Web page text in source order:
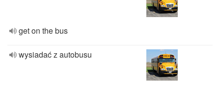
get on the bus
wysiadać z autobusu